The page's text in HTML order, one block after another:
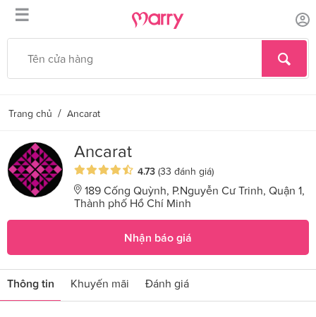
☰
Trang chủ / Ancarat
Ancarat
4.73 (33 đánh giá)
189 Cống Quỳnh, P.Nguyễn Cư Trinh, Quận 1,
Thành phố Hồ Chí Minh
Nhận báo giá
Thông tin Khuyến mãi Đánh giá